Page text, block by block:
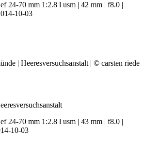
24-70 mm 1:2.8 l usm | 42 mm | f8.0 |
10-03
24-70 mm 1:2.8 l usm | 43 mm | f8.0 |
10-03